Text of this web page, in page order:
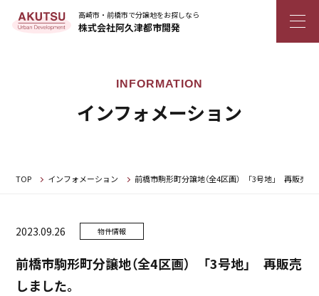
高崎市・前橋市で分譲地をお探しなら
株式会社阿久津都市開発
インフォメーション
TOP インフォメーション 前橋市駒形町分譲地（全4区画） 「3号地」 再販売し
2023.09.26 物件情報
前橋市駒形町分譲地（全4区画） 「3号地」 再販売
しました。